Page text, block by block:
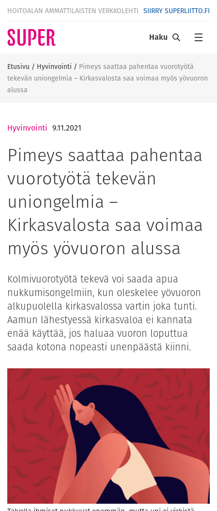
HOITOALAN AMMATTILAISTEN VERKKOLEHTI SIIRRY SUPERLIITTO.FI
Haku
Etusivu / Hyvinvointi / Pimeys saattaa pahentaa vuorotyötä
tekevän uniongelmia – Kirkasvalosta saa voimaa myös yövuoron
alussa
Hyvinvointi 9.11.2021
Pimeys saattaa pahentaa
vuorotyötä tekevän
uniongelmia –
Kirkasvalosta saa voimaa
myös yövuoron alussa
Kolmivuorotyötä tekevä voi saada apua
nukkumisongelmiin, kun oleskelee yövuoron
alkupuolella kirkasvalossa vartin joka tunti.
Aamun lähestyessä kirkasvaloa ei kannata
enää käyttää, jos haluaa vuoron loputtua
saada kotona nopeasti unenpäästä kiinni.